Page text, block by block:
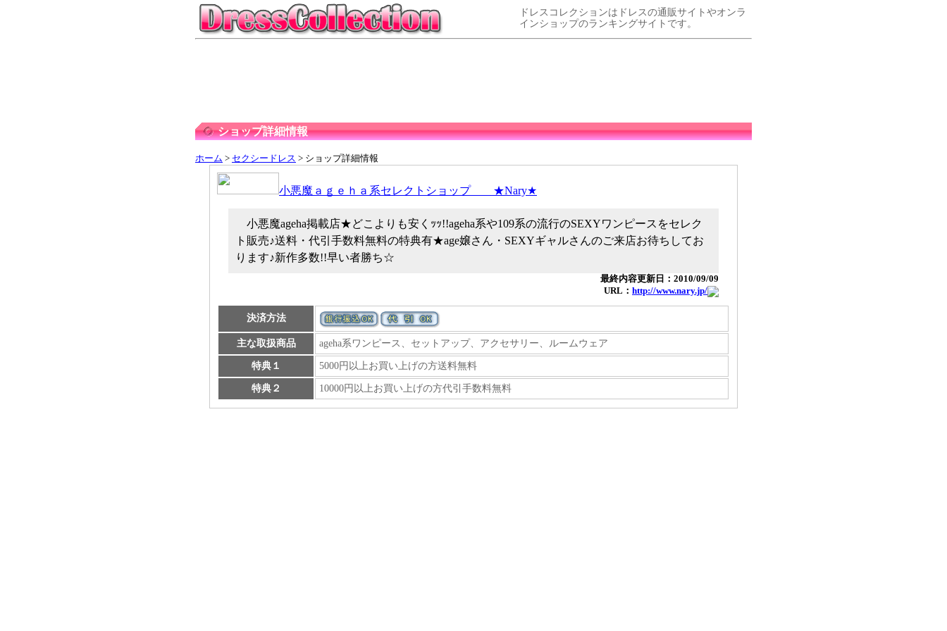
ドレスコレクションはドレスの通販サイトやオンラ
インショップのランキングサイトです。
ショップ詳細情報
ホーム > セクシードレス > ショップ詳細情報
小悪魔ａｇｅｈａ系セレクトショップ ★Nary★
小悪魔ageha掲載店★どこよりも安くｯｯ!!ageha系や109系の流行のSEXYワンピースをセレク
ト販売♪送料・代引手数料無料の特典有★age嬢さん・SEXYギャルさんのご来店お待ちしてお
ります♪新作多数!!早い者勝ち☆
最終内容更新日：2010/09/09
URL： http://www.nary.jp/
決済方法
主な取扱商品 ageha系ワンピース セットアップ アクセサリー ルームウェア
特典１ 5000円以上お買い上げの方送料無料
特典２ 10000円以上お買い上げの方代引手数料無料